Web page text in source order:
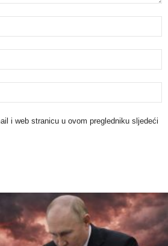
i web stranicu u ovom pregledniku sljedeći